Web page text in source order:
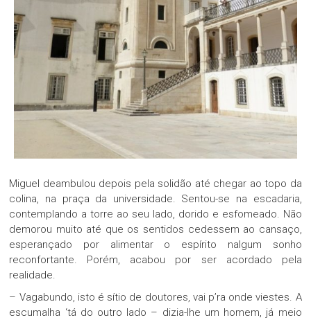
Miguel deambulou depois pela solidão até chegar ao topo da
colina, na praça da universidade. Sentou-se na escadaria,
contemplando a torre ao seu lado, dorido e esfomeado. Não
demorou muito até que os sentidos cedessem ao cansaço,
esperançado por alimentar o espírito nalgum sonho
reconfortante. Porém, acabou por ser acordado pela
realidade.
– Vagabundo, isto é sítio de doutores, vai p’ra onde viestes. A
escumalha ‘tá do outro lado – dizia-lhe um homem, já meio